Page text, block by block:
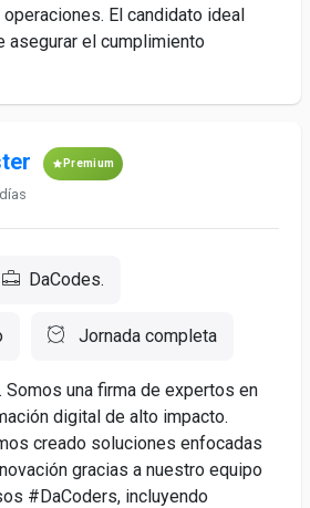
El candidato ideal
asegurar el cumplimiento
Premium
DaCodes.
Jornada completa
Somos una firma de expertos en
digital de alto impacto.
creado soluciones enfocadas
gracias a nuestro equipo
#DaCoders, incluyendo